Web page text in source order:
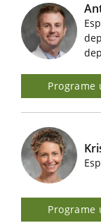
Imágenes de
Imágenes de